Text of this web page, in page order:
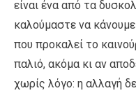
είναι ένα από τα
καλούμαστε να
που προκαλεί το
παλιό, ακόμα κι αν
χωρίς λόγο: η αλλαγή